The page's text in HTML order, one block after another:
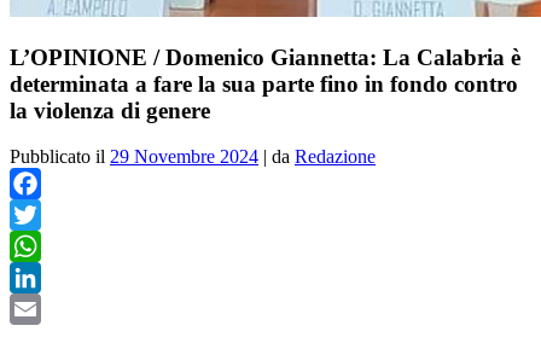
L’OPINIONE / Domenico Giannetta: La Calabria è
determinata a fare la sua parte fino in fondo contro
la violenza di genere
Pubblicato il 29 Novembre 2024 | da Redazione
Facebook
Twitter
WhatsApp
LinkedIn